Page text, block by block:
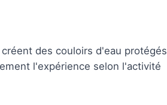
des couloirs d'eau protégés
l'expérience selon l'activité